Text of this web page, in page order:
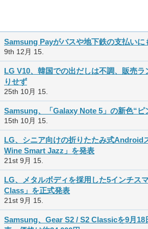
Samsung Payがバスや地下鉄の支払いに
9th 12月 15.
LG V10、韓国での出だしは不調、販売ラ
りせず
25th 10月 15.
Samsung、「Galaxy Note 5」の新色“ピ
15th 10月 15.
LG、シニア向けの折りたたみ式Android
Wine Smart Jazz」を発表
21st 9月 15.
LG、メタルボディを採用した5インチス
Class」を正式発表
21st 9月 15.
Samsung、Gear S2 / S2 Classicを9月18